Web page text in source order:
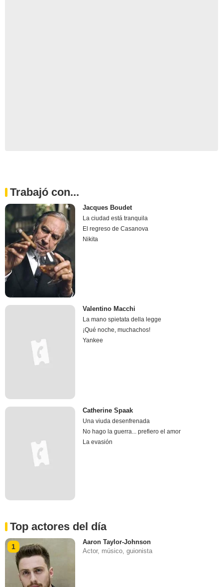
Trabajó con...
Jacques Boudet
La ciudad está tranquila
El regreso de Casanova
Nikita
Valentino Macchi
La mano spietata della legge
¡Qué noche, muchachos!
Yankee
Catherine Spaak
Una viuda desenfrenada
No hago la guerra... prefiero el amor
La evasión
Top actores del día
1
Aaron Taylor-Johnson
Actor, músico, guionista